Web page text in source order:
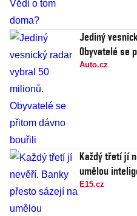
Jediný
Obyvatelé se
Auto.cz
Každý třetí jí
umělou
E15.cz